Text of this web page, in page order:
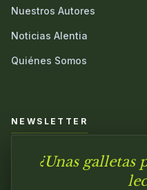
Nuestros Autores
Noticias Alentia
Quiénes Somos
NEWSLETTER
Únete a nuestra comunidad
¿Unas galletas